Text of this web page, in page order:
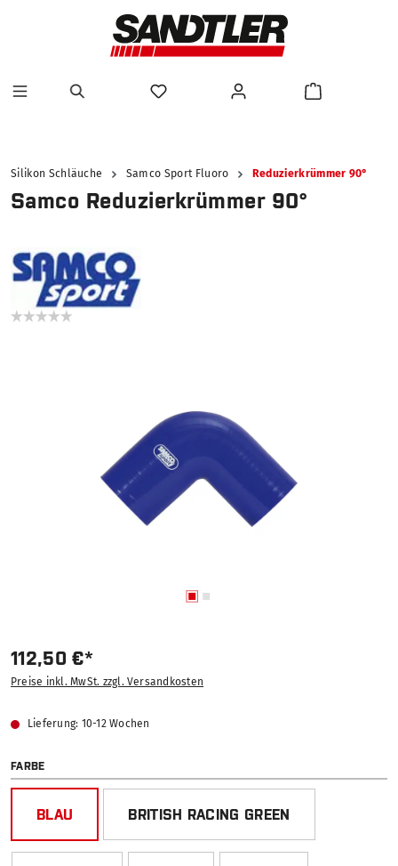
Silikon Schläuche Samco Sport Fluoro Reduzierkrümmer 90°
Samco Reduzierkrümmer 90°
112,50 €*
Preise inkl. MwSt. zzgl. Versandkosten
Lieferung: 10-12 Wochen
FARBEAUSWÄHLEN
BLAU BRITISH RACING GREEN